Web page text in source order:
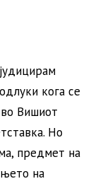
кога се
Вишиот
Но
предмет на
на